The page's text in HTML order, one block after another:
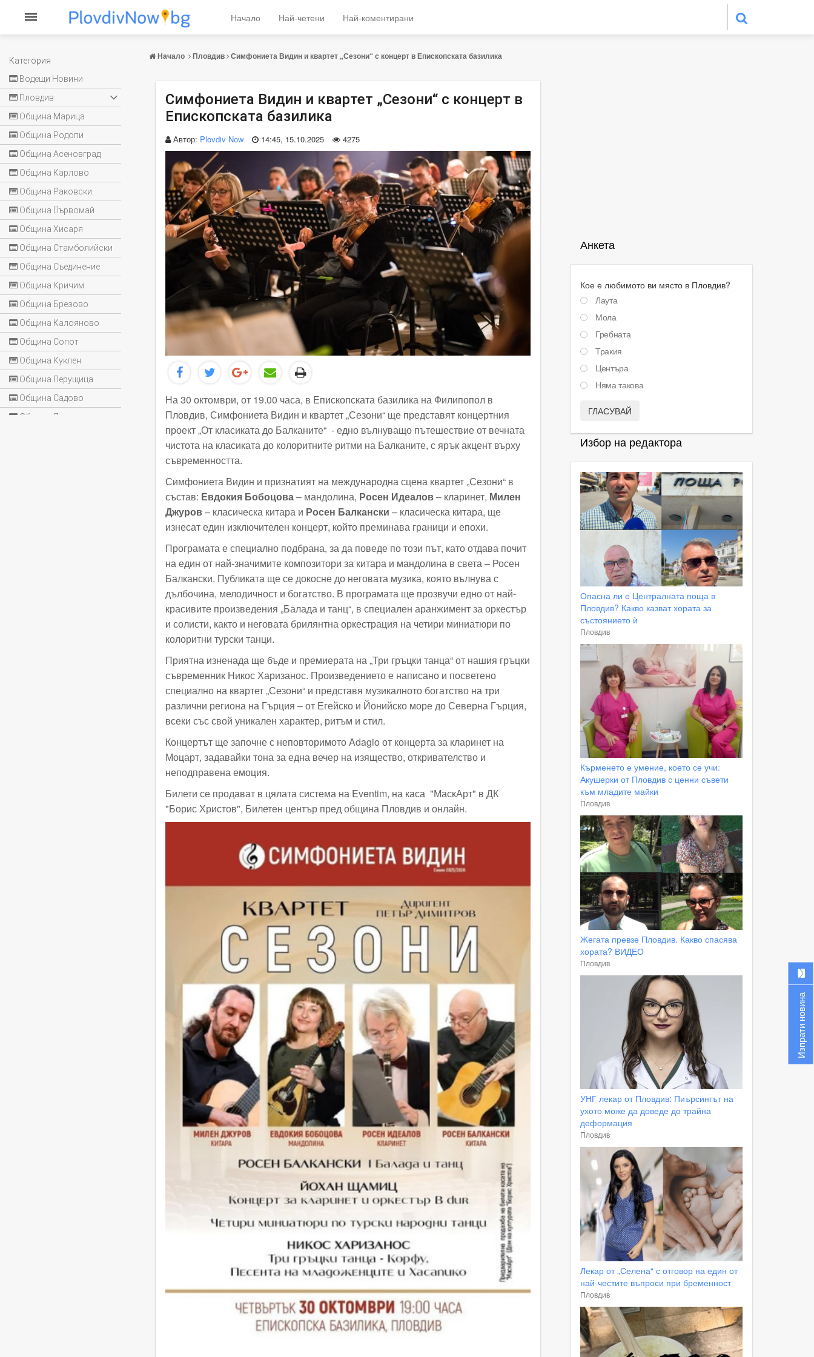
Категория
Водещи Новини
Пловдив
Община Марица
Община Родопи
Община Асеновград
Община Карлово
Община Раковски
Община Първомай
Община Хисаря
Община Стамболийски
Община Съединение
Община Кричим
Община Брезово
Община Калояново
Община Сопот
Община Куклен
Община Перущица
Община Садово
Община Лъки
Начало Най-четени Най-коментирани
Начало Пловдив Симфониета Видин и квартет „Сезони“ с концерт в Епископската базилика
Симфониета Видин и квартет „Сезони“ с концерт в
Епископската базилика
Автор: Plovdiv Now 14:45, 15.10.2025 4275
На 30 октомври, от 19.00 часа, в Епископската базилика на Филипопол в
Пловдив, Симфониета Видин и квартет „Сезони“ ще представят концертния
проект „От класиката до Балканите“ - едно вълнуващо пътешествие от вечната
чистота на класиката до колоритните ритми на Балканите, с ярък акцент върху
съвременността.
Симфониета Видин и признатият на международна сцена квартет „Сезони“ в
състав: Евдокия Бобоцова– мандолина, Росен Идеалов– кларинет, Милен
Джуров– класическа китара и Росен Балкански – класическа китара, ще
изнесат един изключителен концерт, който преминава граници и епохи.
Програмата е специално подбрана, за да поведе по този път, като отдава почит
на един от най-значимите композитори за китара и мандолина в света – Росен
Балкански. Публиката ще се докосне до неговата музика, която вълнува с
дълбочина, мелодичност и богатство. В програмата ще прозвучи едно от най-
красивите произведения „Балада и танц“, в специален аранжимент за оркестър
и солисти, както и неговата брилянтна оркестрация на четири миниатюри по
колоритни турски танци.
Приятна изненада ще бъде и премиерата на „Три гръцки танца“ от нашия гръцки
съвременник Никос Харизанос. Произведението е написано и посветено
специално на квартет „Сезони“ и представя музикалното богатство на три
различни региона на Гърция – от Егейско и Йонийско море до Северна Гърция,
всеки със свой уникален характер, ритъм и стил.
Концертът ще започне с неповторимото Adagio от концерта за кларинет на
Моцарт, задавайки тона за една вечер на изящество, откривателство и
неподправена емоция.
Билети се продават в цялата система на Eventim, на каса "МаскАрт" в ДК
"Борис Христов", Билетен център пред община Пловдив и онлайн.
Анкета
Кое е любимото ви място в Пловдив?
Лаута
Мола
Гребната
Тракия
Центъра
Няма такова
ГЛАСУВАЙ
Избор на редактора
Опасна ли е Централната поща в
Пловдив? Какво казват хората за
състоянието ѝ
Пловдив
Кърменето е умение, което се учи:
Акушерки от Пловдив с ценни съвети
към младите майки
Пловдив
Жегата превзе Пловдив. Какво спасява
хората? ВИДЕО
Пловдив
УНГ лекар от Пловдив: Пиърсингът на
ухото може да доведе до трайна
деформация
Пловдив
Лекар от „Селена“ с отговор на един от
най-честите въпроси при бременност
Пловдив
Изпрати новина